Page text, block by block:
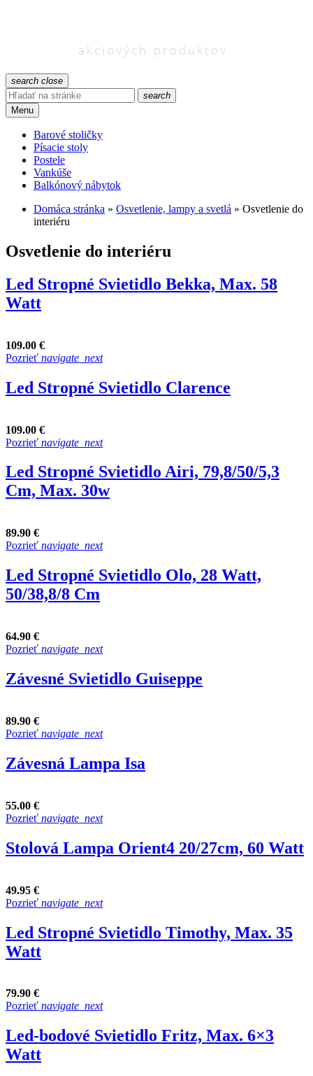
search close
search
Menu
Barové stoličky
Písacie stoly
Postele
Vankúše
Balkónový nábytok
Domáca stránka » Osvetlenie, lampy a svetlá » Osvetlenie do
interiéru
Osvetlenie do interiéru
Led Stropné Svietidlo Bekka, Max. 58
Watt
109.00 €
Pozrieť navigate_next
Led Stropné Svietidlo Clarence
109.00 €
Pozrieť navigate_next
Led Stropné Svietidlo Airi, 79,8/50/5,3
Cm, Max. 30w
89.90 €
Pozrieť navigate_next
Led Stropné Svietidlo Olo, 28 Watt,
50/38,8/8 Cm
64.90 €
Pozrieť navigate_next
Závesné Svietidlo Guiseppe
89.90 €
Pozrieť navigate_next
Závesná Lampa Isa
55.00 €
Pozrieť navigate_next
Stolová Lampa Orient4 20/27cm, 60 Watt
49.95 €
Pozrieť navigate_next
Led Stropné Svietidlo Timothy, Max. 35
Watt
79.90 €
Pozrieť navigate_next
Led-bodové Svietidlo Fritz, Max. 6×3
Watt